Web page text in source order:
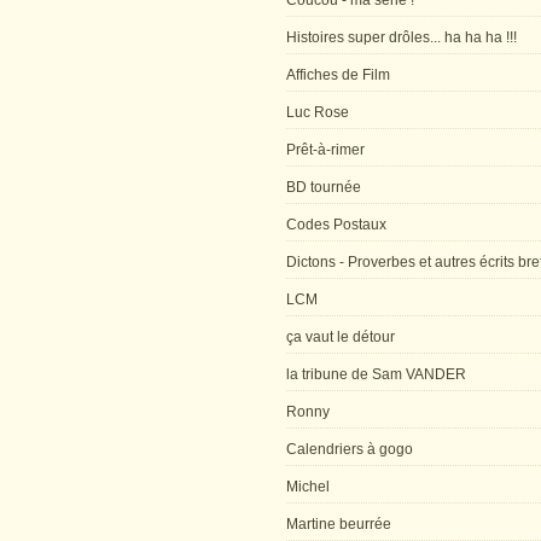
Histoires super drôles... ha ha ha !!!
Affiches de Film
Luc Rose
Prêt-à-rimer
BD tournée
Codes Postaux
Dictons - Proverbes et autres écrits
LCM
ça vaut le détour
la tribune de Sam VANDER
Ronny
Calendriers à gogo
Michel
Martine beurrée